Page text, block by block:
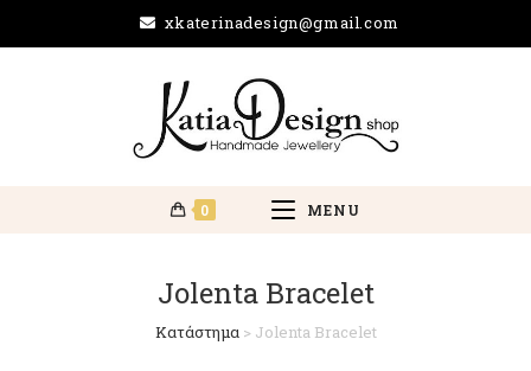
xkaterinadesign@gmail.com
0 MENU
Jolenta Bracelet
Κατάστημα> Jolenta Bracelet